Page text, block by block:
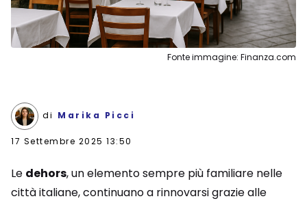
Fonte immagine: Finanza.com
di Marika Picci
17 Settembre 2025 13:50
Le dehors, un elemento sempre più familiare nelle
città italiane, continuano a rinnovarsi grazie alle